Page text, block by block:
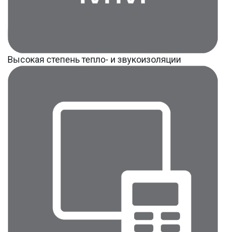
Высокая степень тепло- и звукоизоляции